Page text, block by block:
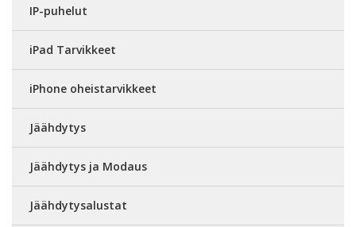
IP-puhelut
iPad Tarvikkeet
iPhone oheistarvikkeet
Jäähdytys
Jäähdytys ja Modaus
Jäähdytysalustat